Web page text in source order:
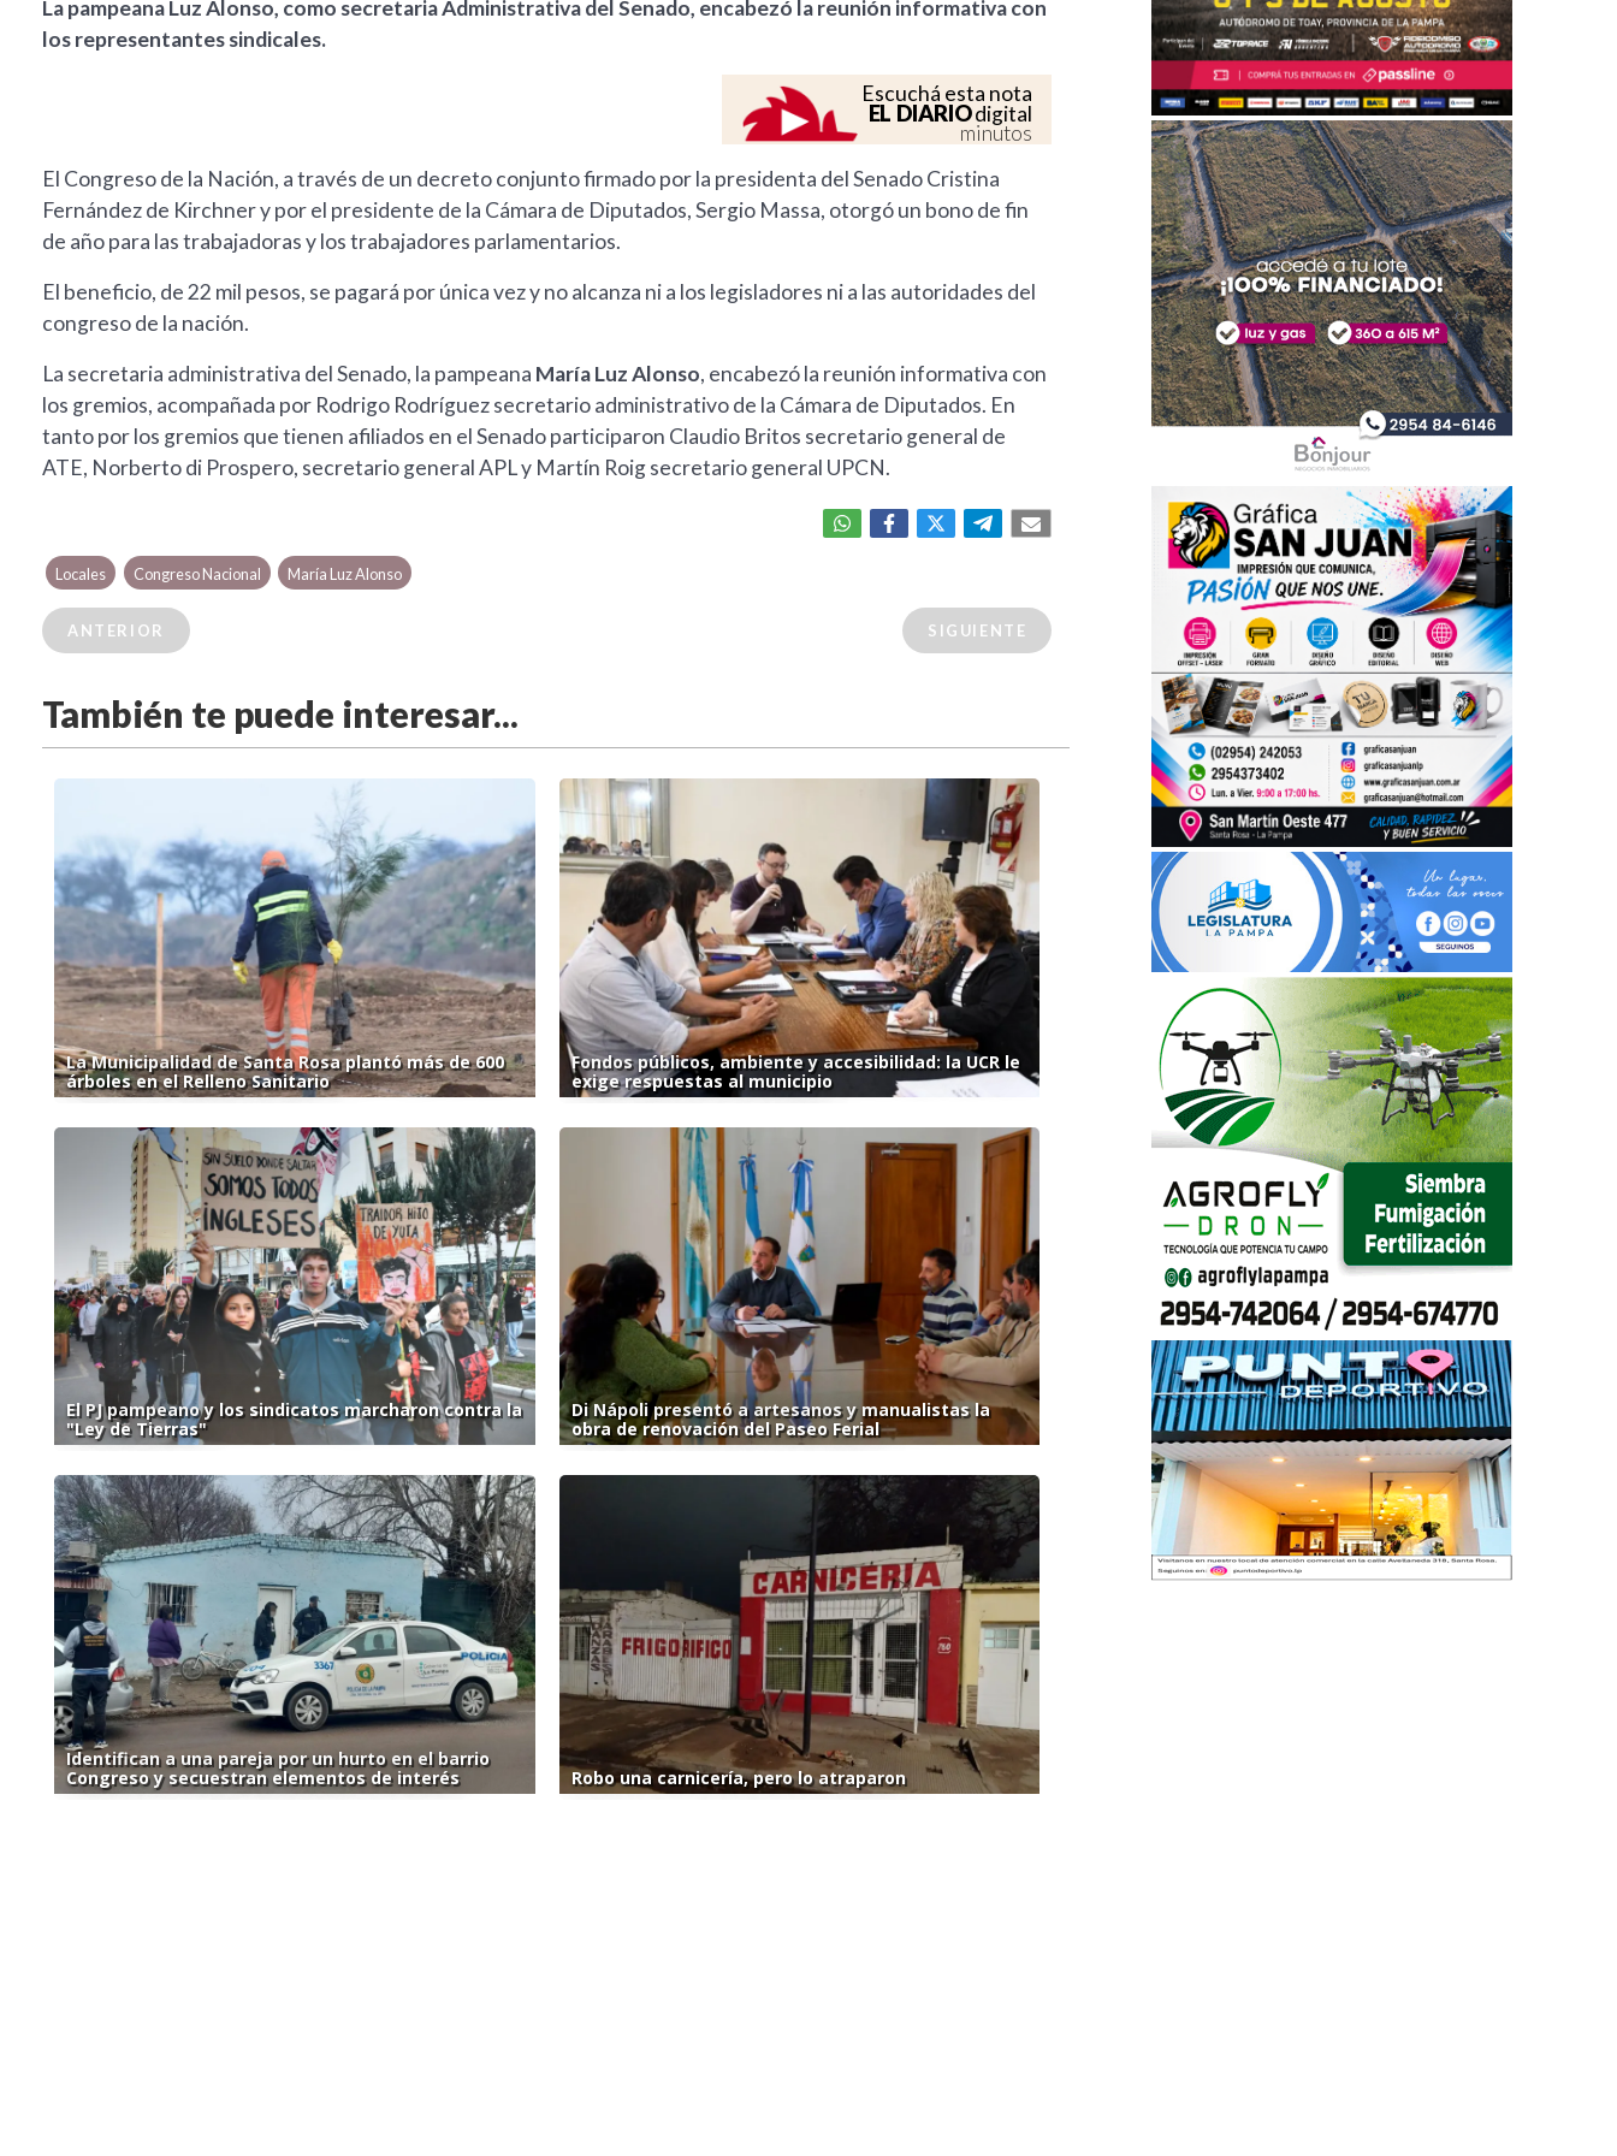
La pampeana Luz Alonso, como secretaria Administrativa del Senado, encabezó la reunión informativa con
los representantes sindicales.
Escuchá esta nota
EL DIARIOdigital
minutos
El Congreso de la Nación, a través de un decreto conjunto firmado por la presidenta del Senado Cristina
Fernández de Kirchner y por el presidente de la Cámara de Diputados, Sergio Massa, otorgó un bono de fin
de año para las trabajadoras y los trabajadores parlamentarios.
El beneficio, de 22 mil pesos, se pagará por única vez y no alcanza ni a los legisladores ni a las autoridades del
congreso de la nación.
La secretaria administrativa del Senado, la pampeana María Luz Alonso, encabezó la reunión informativa con
los gremios, acompañada por Rodrigo Rodríguez secretario administrativo de la Cámara de Diputados. En
tanto por los gremios que tienen afiliados en el Senado participaron Claudio Britos secretario general de
ATE, Norberto di Prospero, secretario general APL y Martín Roig secretario general UPCN.
Locales Congreso Nacional María Luz Alonso
ANTERIOR SIGUIENTE
También te puede interesar...
La Municipalidad de Santa Rosa plantó más de 600
árboles en el Relleno Sanitario
Fondos públicos, ambiente y accesibilidad: la UCR le
exige respuestas al municipio
El PJ pampeano y los sindicatos marcharon contra la
"Ley de Tierras"
Di Nápoli presentó a artesanos y manualistas la
obra de renovación del Paseo Ferial
Identifican a una pareja por un hurto en el barrio
Congreso y secuestran elementos de interés
Robo una carnicería, pero lo atraparon